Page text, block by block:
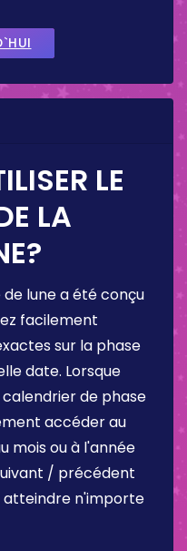
LE
LA
lune a été conçu
facilement
sur la phase
date. Lorsque
de phase
accéder au
mois ou à l'année
/ précédent
atteindre n'importe